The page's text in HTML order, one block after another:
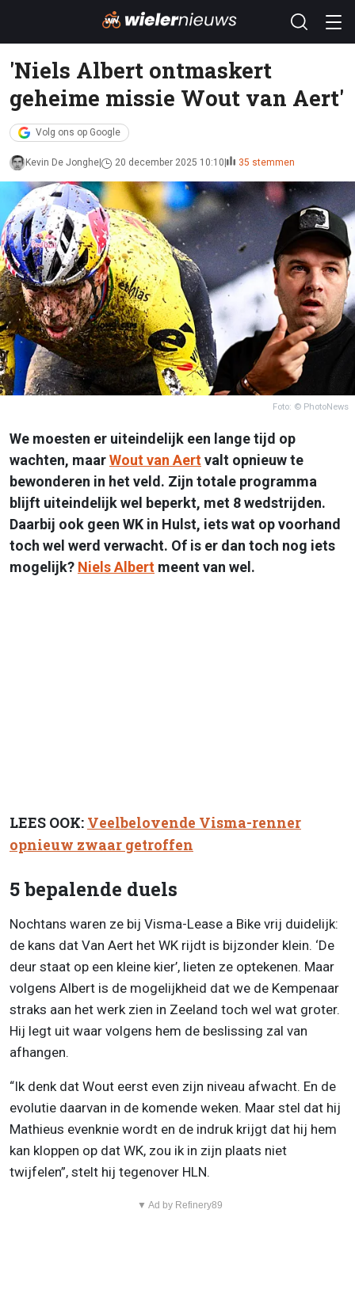
'Niels Albert ontmaskert
geheime missie Wout van Aert'
Volg ons op Google
Kevin De Jonghe 20 december 2025 10:10 35 stemmen
Foto: © PhotoNews
We moesten er uiteindelijk een lange tijd op
wachten, maarWout van Aertvalt opnieuw te
bewonderen in het veld. Zijn totale programma
blijft uiteindelijk wel beperkt, met 8 wedstrijden.
Daarbij ook geen WK in Hulst, iets wat op voorhand
toch wel werd verwacht. Of is er dan toch nog iets
mogelijk? Niels Albert meent van wel.
LEES OOK: Veelbelovende Visma-renner
opnieuw zwaar getroffen
5 bepalende duels
Nochtans waren ze bij Visma-Lease a Bike vrij duidelijk:
de kans dat Van Aert het WK rijdt is bijzonder klein. ‘De
deur staat op een kleine kier’, lieten ze optekenen. Maar
volgens Albert is de mogelijkheid dat we de Kempenaar
straks aan het werk zien in Zeeland toch wel wat groter.
Hij legt uit waar volgens hem de beslissing zal van
afhangen.
“Ik denk dat Wout eerst even zijn niveau afwacht. En de
evolutie daarvan in de komende weken. Maar stel dat hij
Mathieus evenknie wordt en de indruk krijgt dat hij hem
kan kloppen op dat WK, zou ik in zijn plaats niet
twijfelen”, stelt hij tegenover HLN.
▼ Ad by Refinery89